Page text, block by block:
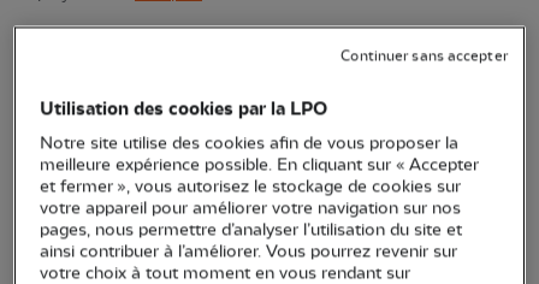
En stock
Ajouter au panier
Utilisation des cookies par la LPO
Notre site utilise des cookies afin de vous proposer la
meilleure expérience possible. En cliquant sur « Accepter
et fermer », vous autorisez le stockage de cookies sur
votre appareil pour améliorer votre navigation sur nos
pages, nous permettre d’analyser l’utilisation du site et
ainsi contribuer à l’améliorer. Vous pourrez revenir sur
votre choix à tout moment en vous rendant sur
Continuer sans accepter